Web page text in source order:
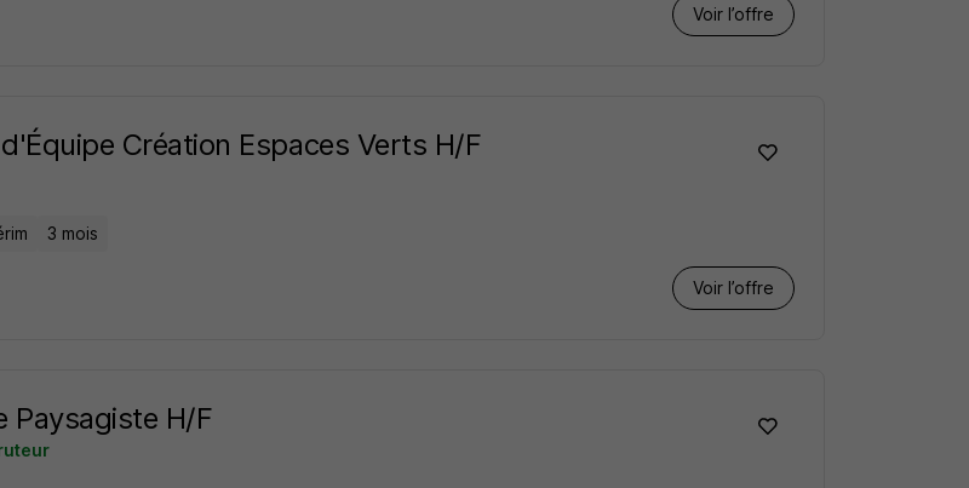
Voir l’offre
Création Espaces Verts H/F
3 mois
Voir l’offre
Paysagiste H/F